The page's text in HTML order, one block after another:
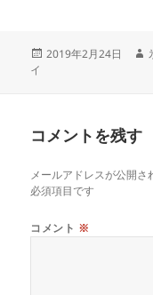
投
2019年2月24日
イ
コメントを残す
メールアドレスが公開さ
必須項目です
コメント ※